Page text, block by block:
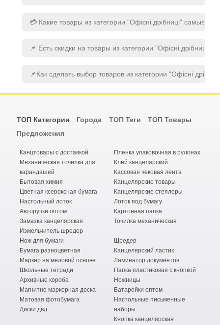
💳 Какие товары из категории "Офісні дрібниці" самые
📌 Есть скидки на товары из категории "Офісні дрібниці"?
📌Как сделать выбор товаров из категории "Офісні
ТОП Категории Города ТОП Теги
ТОП Товары
Предложения
Канцтовары с доставкой
Механическая точилка для
карандашей
Бытовая химия
Цветная ксероксная бумага
Настольный лоток
Авторучки оптом
Замазка канцелярская
Измельчитель шредер
Пленка упаковочная в рулонах
Клей канцелярский
Кассовая чековая лента
Канцелярские товары
Канцелярские степлеры
Лоток под бумагу
Картонная папка
Точилка механическая
Нож для бумаги
Бумага разноцветная
Маркер на меловой основе
Школьные тетради
Архивные короба
Магнитно маркерная доска
Матовая фотобумага
Диски двд
Шредер
Канцелярский ластик
Ламинатор документов
Папка пластиковая с кнопкой
Ножницы
Батарейки оптом
Настольные письменные
наборы
Кнопка канцелярская